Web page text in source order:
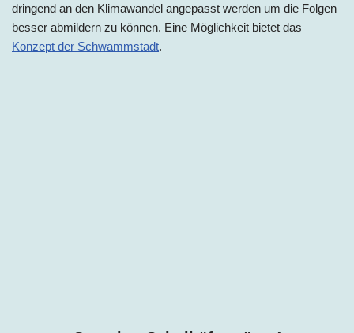
dringend an den Klimawandel angepasst werden um die Folgen
besser abmildern zu können. Eine Möglichkeit bietet das
Konzept der Schwammstadt.